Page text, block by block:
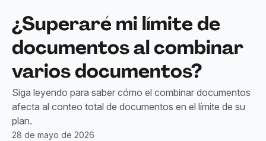
¿Superaré mi límite de
documentos al combinar
varios documentos?
Siga leyendo para saber cómo el combinar documentos
afecta al conteo total de documentos en el límite de su
plan.
28 de mayo de 2026